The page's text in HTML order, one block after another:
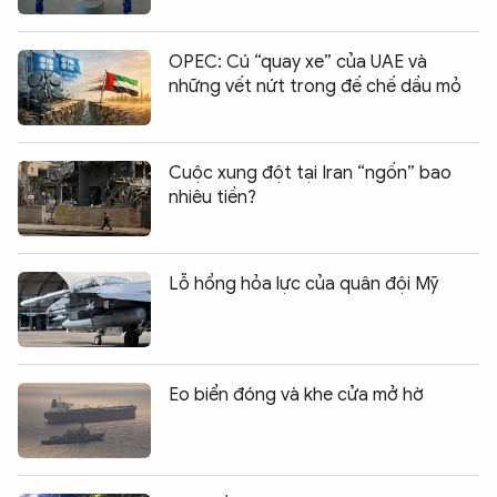
OPEC: Cú “quay xe” của UAE và
những vết nứt trong đế chế dầu mỏ
Cuộc xung đột tại Iran “ngốn” bao
nhiêu tiền?
Lỗ hổng hỏa lực của quân đội Mỹ
Eo biển đóng và khe cửa mở hờ